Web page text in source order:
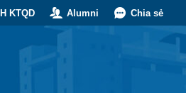
KTQD Alumni Chia sẻ
BAN THÔNG BÁO